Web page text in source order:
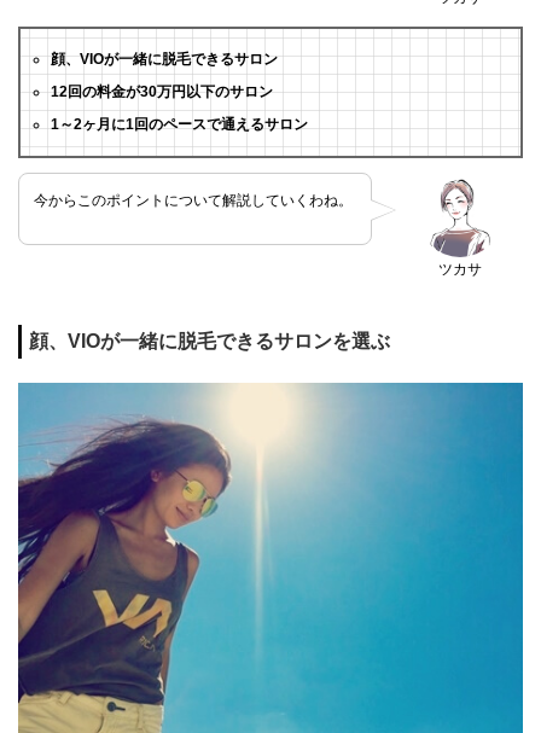
顔、VIOが一緒に脱毛できるサロン
12回の料金が30万円以下のサロン
1～2ヶ月に1回のペースで通えるサロン
ツカサ
今からこのポイントについて解説していくわね。
顔、VIOが一緒に脱毛できるサロンを選ぶ